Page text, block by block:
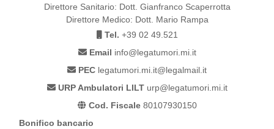
Direttore Sanitario: Dott. Gianfranco Scaperrotta
Direttore Medico: Dott. Mario Rampa
Tel. +39 02 49.521
Email info@legatumori.mi.it
PEC legatumori.mi.it@legalmail.it
URP Ambulatori LILTurp@legatumori.mi.it
Cod. Fiscale80107930150
Bonifico bancario